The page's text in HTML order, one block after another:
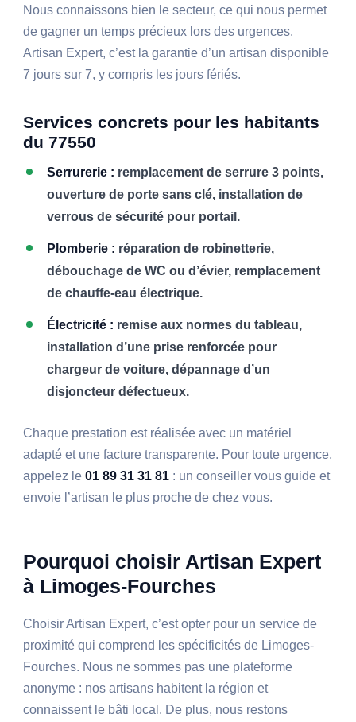
Nous connaissons bien le secteur, ce qui nous permet
de gagner un temps précieux lors des urgences.
Artisan Expert, c’est la garantie d’un artisan disponible
7 jours sur 7, y compris les jours fériés.
Services concrets pour les habitants
du 77550
Serrurerie : remplacement de serrure 3 points,
ouverture de porte sans clé, installation de
verrous de sécurité pour portail.
Plomberie : réparation de robinetterie,
débouchage de WC ou d’évier, remplacement
de chauffe-eau électrique.
Électricité : remise aux normes du tableau,
installation d’une prise renforcée pour
chargeur de voiture, dépannage d’un
disjoncteur défectueux.
Chaque prestation est réalisée avec un matériel
adapté et une facture transparente. Pour toute urgence,
appelez le01 89 31 31 81 : un conseiller vous guide et
envoie l’artisan le plus proche de chez vous.
Pourquoi choisir Artisan Expert
à Limoges-Fourches
Choisir Artisan Expert, c’est opter pour un service de
proximité qui comprend les spécificités de Limoges-
Fourches. Nous ne sommes pas une plateforme
anonyme : nos artisans habitent la région et
connaissent le bâti local. De plus, nous restons